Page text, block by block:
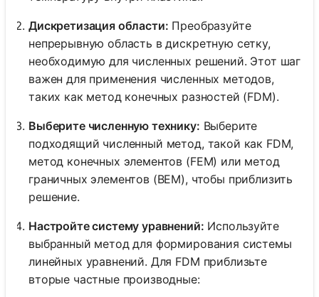
Дискретизация области: Преобразуйте
непрерывную область в дискретную сетку,
необходимую для численных решений. Этот шаг
важен для применения численных методов,
таких как метод конечных разностей (FDM).
Выберите численную технику: Выберите
подходящий численный метод, такой как FDM,
метод конечных элементов (FEM) или метод
граничных элементов (BEM), чтобы приблизить
решение.
Настройте систему уравнений: Используйте
выбранный метод для формирования системы
линейных уравнений. Для FDM приблизьте
вторые частные производные: